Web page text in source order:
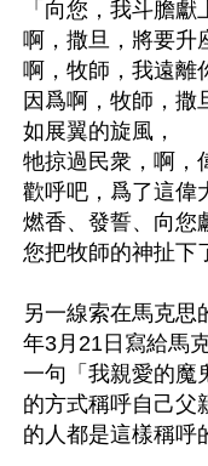
「向您，我斗膽獻
啊，撒旦，將要升
啊，牧師，我遠離
因爲啊，牧師，撒
如展翼的旋風，
牠掠過民衆，啊，
歡呼吧，爲了這偉
燃香、發誓、向您
您把牧師的神扯下
另一線索在馬克思
年3月21日寫給馬
一句「我親愛的魔
的方式稱呼自己父
的人都是這樣稱呼